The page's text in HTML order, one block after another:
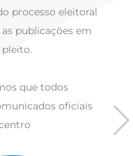
processo eleitoral
publicações em
que todos
oficiais